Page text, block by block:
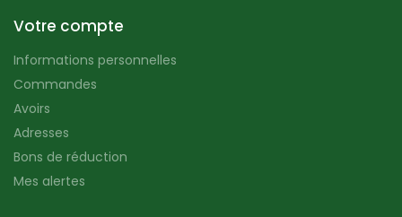
Votre compte
Informations personnelles
Commandes
Avoirs
Adresses
Bons de réduction
Mes alertes